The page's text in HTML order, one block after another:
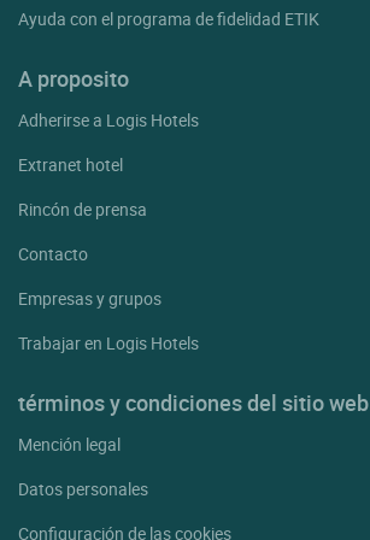
Ayuda con el programa de fidelidad ETIK
A proposito
Adherirse a Logis Hotels
Extranet hotel
Rincón de prensa
Contacto
Empresas y grupos
Trabajar en Logis Hotels
términos y condiciones del sitio web
Mención legal
Datos personales
Configuración de las cookies